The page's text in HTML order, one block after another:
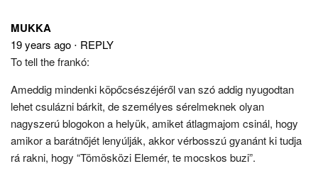
MUKKA
19 years ago ⋅ REPLY
To tell the frankó:
Ameddig mindenki köpőcsészéjéről van szó addig nyugodtan
lehet csulázni bárkit, de személyes sérelmeknek olyan
nagyszerú blogokon a helyük, amiket átlagmajom csinál, hogy
amikor a barátnőjét lenyúlják, akkor vérbosszú gyanánt ki tudja
rá rakni, hogy “Tömösközi Elemér, te mocskos buzi”.